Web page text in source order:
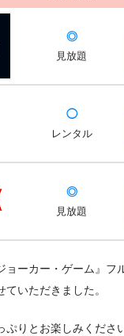
◎
見放題
◯
レンタル
◎
見放題
ョーカー・ゲーム』フ
いただきました。
ぷりとお楽しみくださ